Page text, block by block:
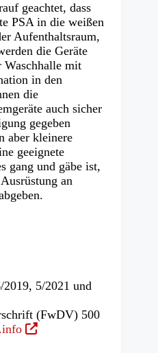
geachtet, dass
PSA in die weißen
Aufenthaltsraum,
die Geräte
Waschhalle mit
in den
die
auch sicher
gegeben
aber kleinere
geeignete
gang und gäbe ist,
an
5/2021 und
(FwDV) 500
(Öffnet